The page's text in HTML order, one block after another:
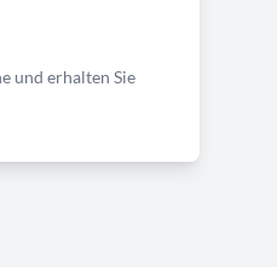
und erhalten Sie